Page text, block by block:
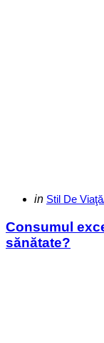
Categories
Posted
in Stil De
Consumul
sănătate?